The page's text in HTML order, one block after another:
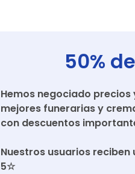
50%
Hemos negociado
mejores funerarias y
con descuentos
Nuestros usuarios
5☆